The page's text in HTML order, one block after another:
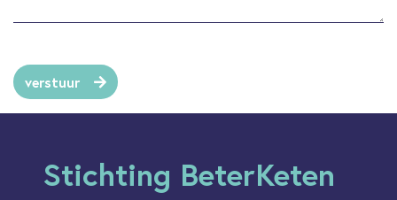
verstuur
Stichting BeterKeten